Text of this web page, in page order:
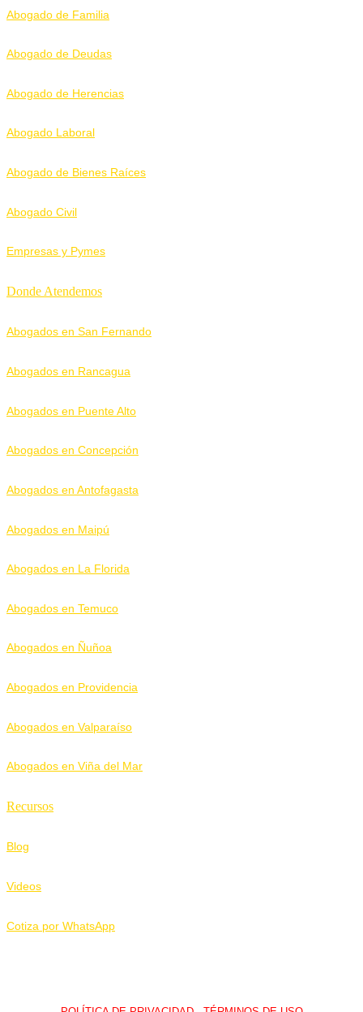
Abogado de Familia
Abogado de Deudas
Abogado de Herencias
Abogado Laboral
Abogado de Bienes Raíces
Abogado Civil
Empresas y Pymes
Donde Atendemos
Abogados en San Fernando
Abogados en Rancagua
Abogados en Puente Alto
Abogados en Concepción
Abogados en Antofagasta
Abogados en Maipú
Abogados en La Florida
Abogados en Temuco
Abogados en Ñuñoa
Abogados en Providencia
Abogados en Valparaíso
Abogados en Viña del Mar
Recursos
Blog
Videos
Cotiza por WhatsApp